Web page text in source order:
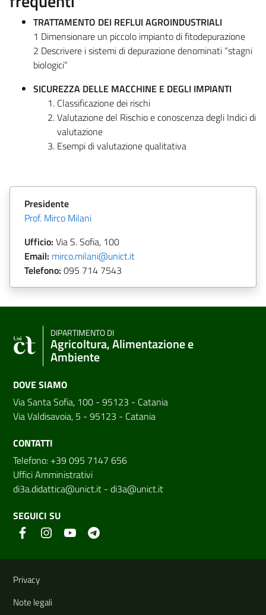
TRATTAMENTO DEI REFLUI AGROINDUSTRIALI
1 Dimensionare un piccolo impianto di fitodepurazione
2 Descrivere i sistemi di depurazione denominati “stagni
biologici”
SICUREZZA DELLE MACCHINE E DEGLI IMPIANTI
Classificazione dei rischi
Valutazione del Rischio e conoscenza degli Indici di
valutazione
Esempi di valutazione qualitativa
Presidente
Prof. Mirco Milani
Ufficio: Via S. Sofia, 100
Email: mirco.milani@unict.it
Telefono: 095 714 7543
DIPARTIMENTO DI
Agricoltura, Alimentazione e
Ambiente
DOVE SIAMO
Via Santa Sofia, 100 - 95123 - Catania
Via Valdisavoia, 5 - 95123 - Catania
CONTATTI
Telefono: +39 095 7147 656
Uffici Amministrativi
di3a.didattica@unict.it - di3a@unict.it
SEGUICI SU
Link e informazioni utili
Privacy
Note legali